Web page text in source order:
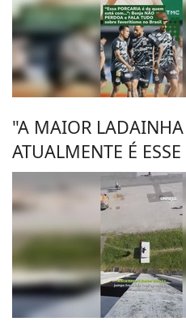
"A MAIOR
ATUALMENTE É